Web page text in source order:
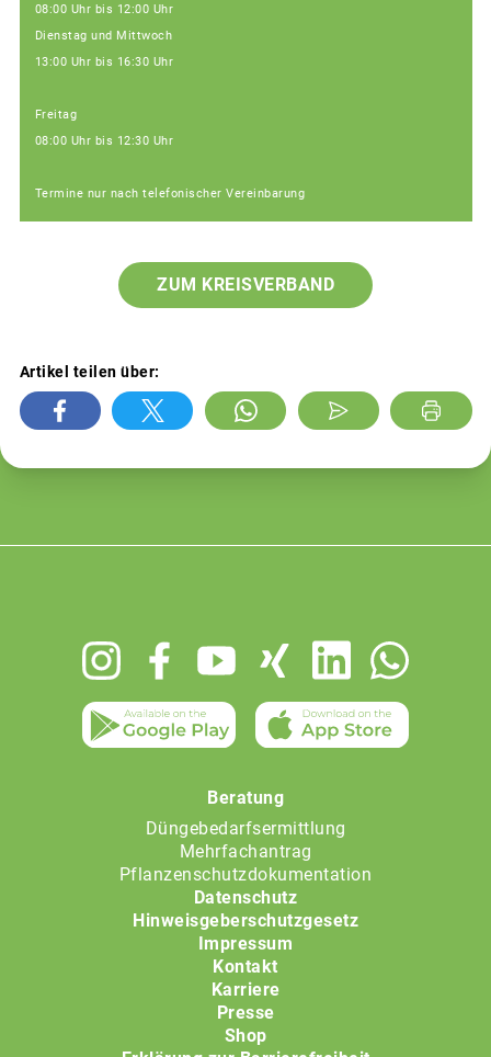
08:00 Uhr bis 12:00 Uhr
Dienstag und Mittwoch
13:00 Uhr bis 16:30 Uhr
Freitag
08:00 Uhr bis 12:30 Uhr
Termine nur nach telefonischer Vereinbarung
ZUM KREISVERBAND
Artikel teilen über:
Beratung
Düngebedarfsermittlung
Mehrfachantrag
Pflanzenschutzdokumentation
Datenschutz
Hinweisgeberschutzgesetz
Impressum
Kontakt
Karriere
Presse
Shop